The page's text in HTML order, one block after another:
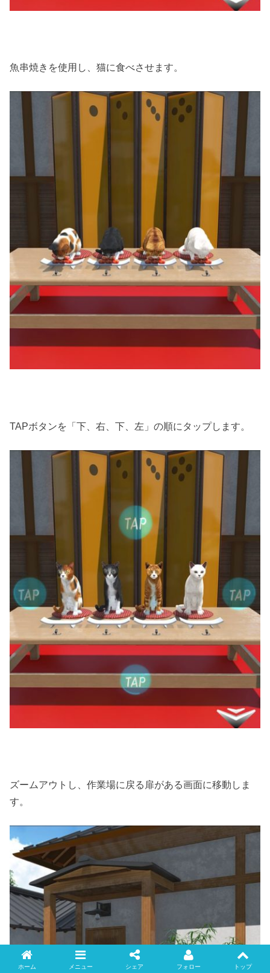
魚串焼きを使用し、猫に食べさせます。
TAPボタンを「下、右、下、左」の順にタップします。
ズームアウトし、作業場に戻る扉がある画面に移動しま
す。
ホーム メニュー シェア フォロー トップ
Twitter